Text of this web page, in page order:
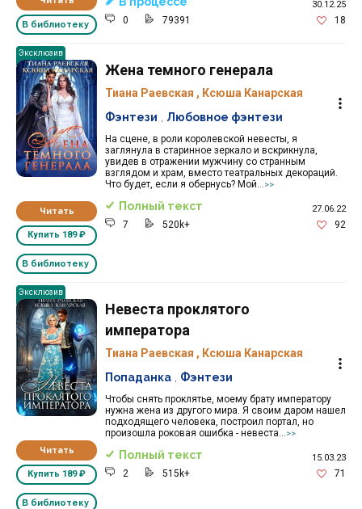
В библиотеку
30.12.25
0 79391 18
Эксклюзив
Читать
Купить 189 ₽
В библиотеку
Жена темного генерала
Тиана Раевская , Ксюша Канарская
На сцене, в роли королевской невесты, я
заглянула в старинное зеркало и вскрикнула,
увидев в отражении мужчину со странным
взглядом и храм, вместо театральных декораций.
Что будет, если я обернусь? Мой...
>>
Фэнтези Любовное фэнтези
Полный текст 27.06.22
7 520k+ 92
Эксклюзив
Читать
Купить 189 ₽
В библиотеку
Невеста проклятого
императора
Тиана Раевская , Ксюша Канарская
Чтобы снять проклятье, моему брату императору
нужна жена из другого мира. Я своим даром нашел
подходящего человека, построил портал, но
произошла роковая ошибка - невеста...
>>
Попаданка Фэнтези
Полный текст 15.03.23
2 515k+ 71